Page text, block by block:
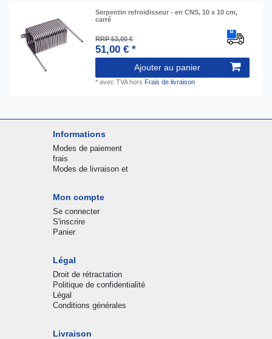
Serpentin refroidisseur - en CNS, 10 x 10 cm,
carré
RRP 53,00 €
51,00 € *
Ajouter au panier
*avec TVAhors Frais de livraison
Informations
Modes de paiement
frais
Modes de livraison et
Mon compte
Se connecter
S'inscrire
Panier
Légal
Droit de rétractation
Politique de confidentialité
Légal
Conditions générales
Livraison